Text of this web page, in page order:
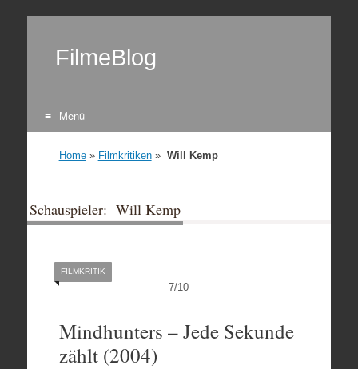
FilmeBlog
Menü
Home» Filmkritiken» Will Kemp
Schauspieler: Will Kemp
7/10
FILMKRITIK
Mindhunters – Jede Sekunde
zählt (2004)